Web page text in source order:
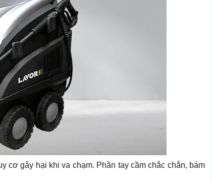
cơ gây hại khi va chạm. Phần tay cầm chắc chắn, bám